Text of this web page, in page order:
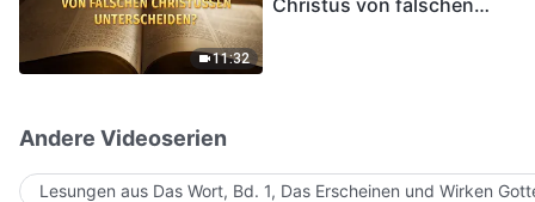
11:32
Christus von falschen
Andere Videoserien
Lesungen aus Das Wort, Bd. 1, Das Erscheinen und Wirken